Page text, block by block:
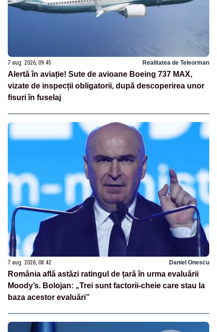
7 aug. 2026, 09:45 Realitatea de Teleorman
Alertă în aviație! Sute de avioane Boeing 737 MAX,
vizate de inspecții obligatorii, după descoperirea unor
fisuri în fuselaj
7 aug. 2026, 08:42 Daniel Onescu
România află astăzi ratingul de țară în urma evaluării
Moody’s. Bolojan: „Trei sunt factorii-cheie care stau la
baza acestor evaluări”